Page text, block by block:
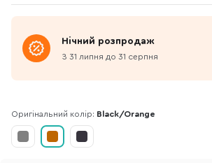
Нічний розпродаж
З 31 липня до 31 серпня
Оригінальний колір: Black/Orange